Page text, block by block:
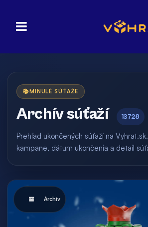
📚 MINULÉ SÚŤAŽE
Archív súťaží 13728
Prehľad ukončených súťaží na
kampane, dátum ukončenia a detail
Archív